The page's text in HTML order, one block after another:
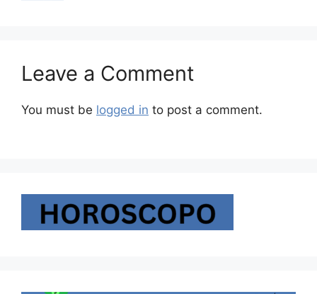
Leave a Comment
You must be logged in to post a comment.